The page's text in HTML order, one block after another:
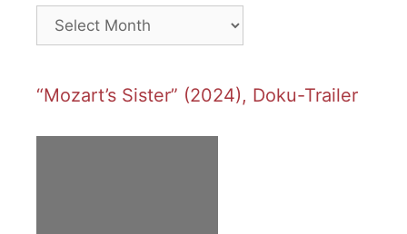
Archives
“Mozart’s Sister” (2024), Doku-Trailer